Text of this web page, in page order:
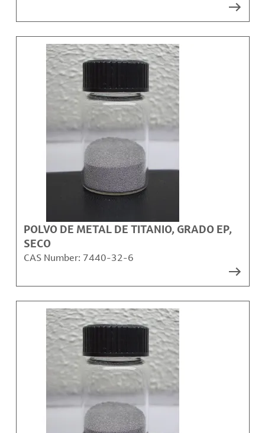
POLVO DE METAL DE TITANIO, GRADO EP,
SECO
CAS Number: 7440-32-6